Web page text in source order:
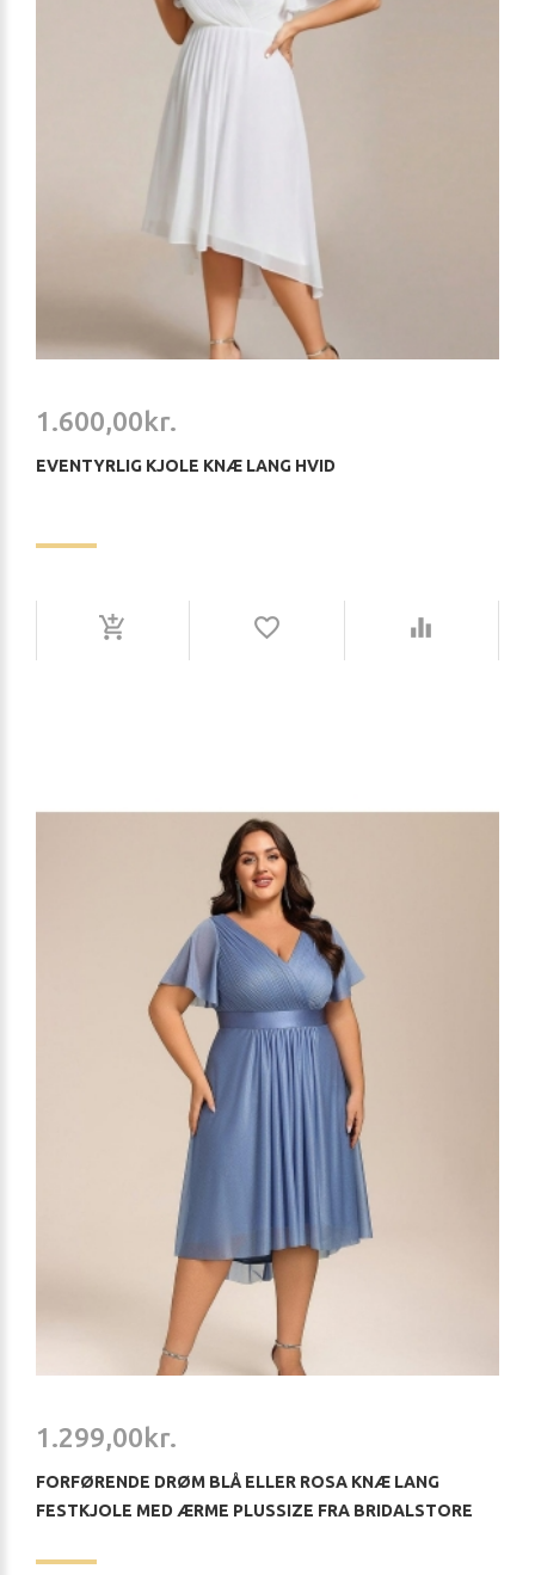
1.600,00kr.
EVENTYRLIG KJOLE KNÆ LANG HVID
1.299,00kr.
FORFØRENDE DRØM BLÅ ELLER ROSA KNÆ LANG
FESTKJOLE MED ÆRME PLUSSIZE FRA BRIDALSTORE